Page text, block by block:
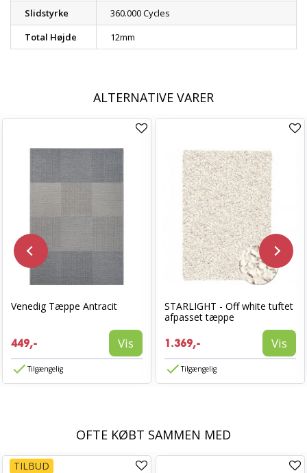
Slidstyrke
360.000 Cycles
Total Højde
12mm
ALTERNATIVE VARER
Venedig Tæppe Antracit
449,- Vis
Tilgængelig
STARLIGHT - Off white tuftet
afpasset tæppe
1.369,- Vis
Tilgængelig
OFTE KØBT SAMMEN MED
TILBUD